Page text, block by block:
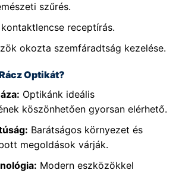
szűrés.
receptírás.
okozta szemfáradtság kezelése.
Optikát?
Optikánk ideális
köszönhetően gyorsan elérhető.
Barátságos környezet és
megoldások várják.
Modern eszközökkel